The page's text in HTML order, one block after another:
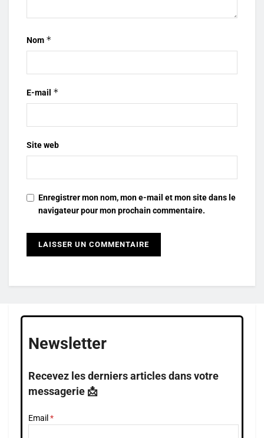
Nom *
E-mail *
Site web
Enregistrer mon nom, mon e-mail et mon site dans le
navigateur pour mon prochain commentaire.
Newsletter
Recevez les derniers articles dans votre
messagerie 📩
Email